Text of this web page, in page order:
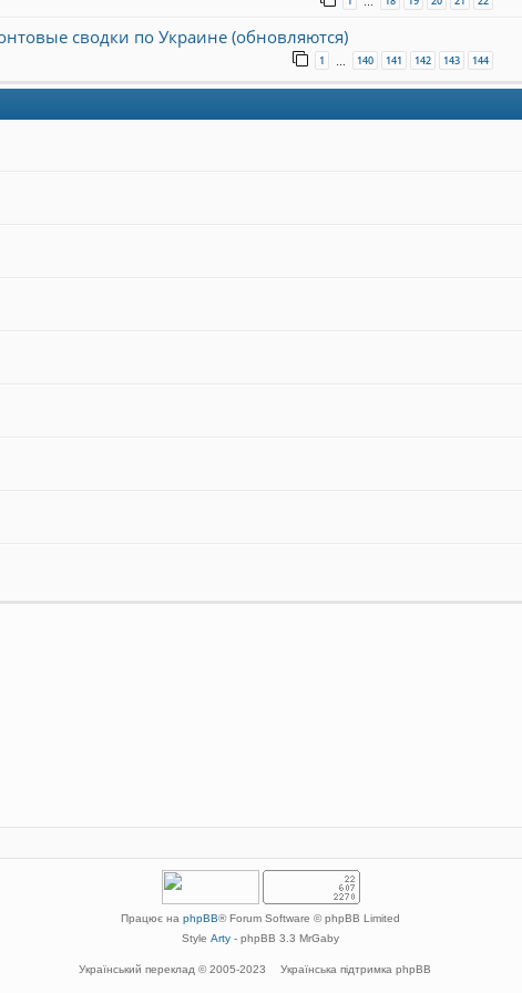
…
сводки по Украине (обновляются)
1 … 140 141 142 143 144
Працює на phpBB® Forum Software © phpBB Limited
Style Arty - phpBB 3.3 MrGaby
Український переклад © 2005-2023 Українська підтримка phpBB